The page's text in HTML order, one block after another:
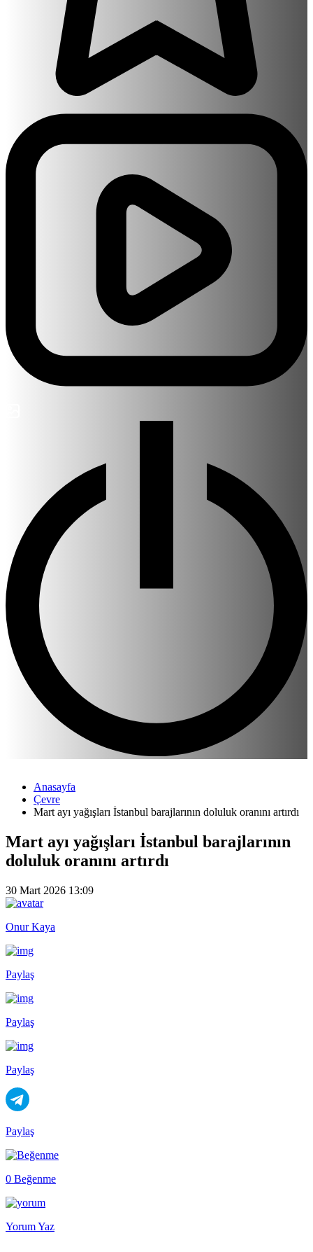
Anasayfa
Çevre
Mart ayı yağışları İstanbul barajlarının doluluk oranını artırdı
Mart ayı yağışları İstanbul barajlarının
doluluk oranını artırdı
30 Mart 2026 13:09
Onur Kaya
Paylaş
Paylaş
Paylaş
Paylaş
0 Beğenme
Yorum Yaz